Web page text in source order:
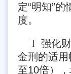
定“明知”
度。
l 强化
金刑的适
至10倍）